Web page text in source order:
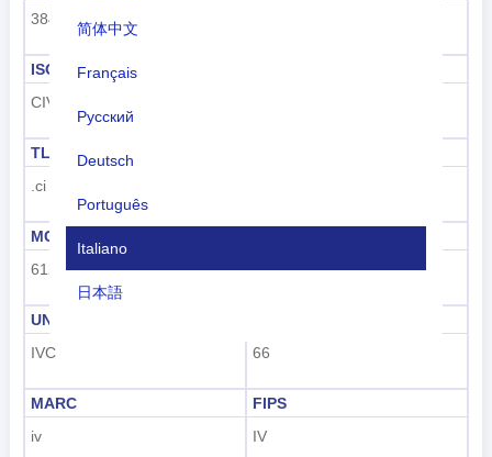
简体中文
Français
Русский
Deutsch
Português
Italiano
日本語
Indonesian
384
ISO 3166-1-Alfa-3
CIV
TLD
.ci
MCC
612
384
UNDP
IVC
66
MARC
iv
FIPS
IV